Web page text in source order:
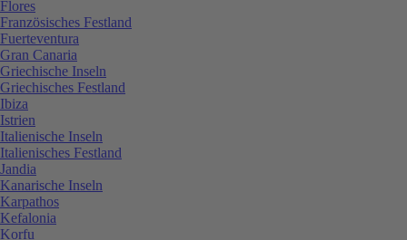
Flores
Französisches Festland
Fuerteventura
Gran Canaria
Griechische Inseln
Griechisches Festland
Ibiza
Istrien
Italienische Inseln
Italienisches Festland
Jandia
Kanarische Inseln
Karpathos
Kefalonia
Korfu